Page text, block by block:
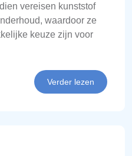
vereisen kunststof
waardoor ze
keuze zijn voor
Verder lezen